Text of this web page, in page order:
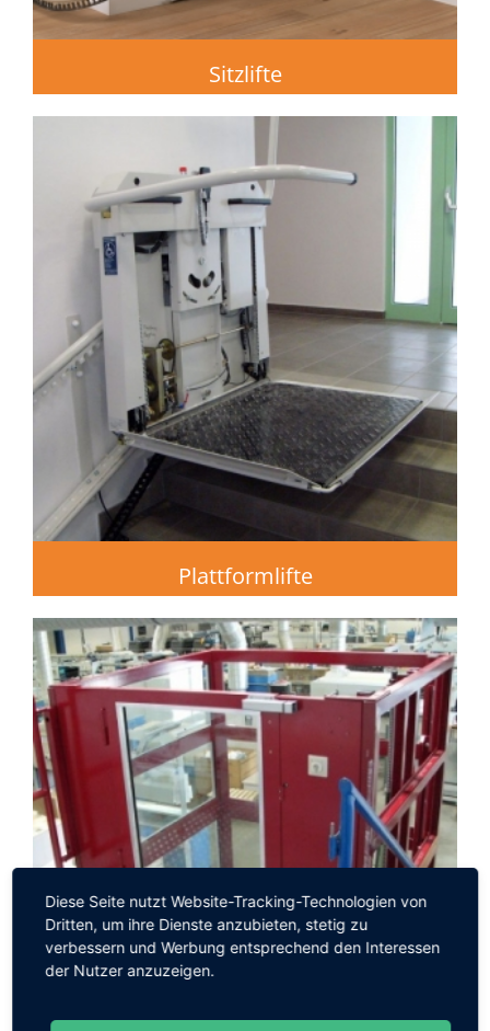
Sitzlifte
Plattformlifte
Diese Seite nutzt Website-Tracking-Technologien von
Dritten, um ihre Dienste anzubieten, stetig zu
verbessern und Werbung entsprechend den Interessen
der Nutzer anzuzeigen.